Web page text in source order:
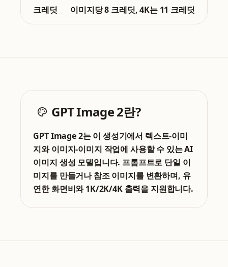
크레딧 이미지당 8 크레딧, 4K는 11 크레딧
GPT Image 2란?
GPT Image 2는 이 생성기에서 텍스트-이미
지와 이미지-이미지 작업에 사용할 수 있는 AI
이미지 생성 모델입니다. 프롬프트로 단일 이
미지를 만들거나 참조 이미지를 변환하며, 유
연한 화면비와 1K/2K/4K 출력을 지원합니다.